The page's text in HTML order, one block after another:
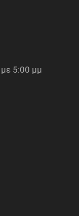
5:00 μμ